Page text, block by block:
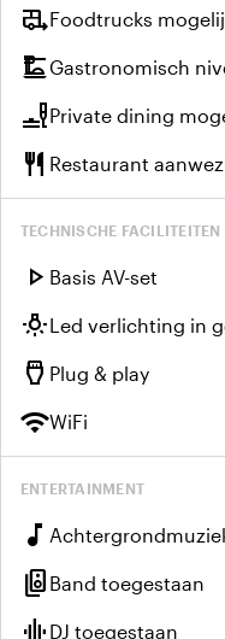
rv_hookupFoodtrucks
dinner_diningGastronomisch
brunch_diningPrivate dining
restaurant Restaurant
TECHNISCHE FACILITEITEN
play_arrow Basis AV-set
wb_incandescentLed verlichting in
settings_input_hdmi Plug & play
wifiWiFi
ENTERTAINMENT
music_note
speaker_group Band toegestaan
graphic_eq DJ toegestaan